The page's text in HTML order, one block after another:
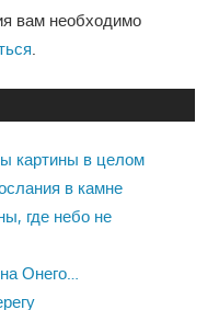
вам необходимо
.
картины в целом
в камне
где небо не
Онего…